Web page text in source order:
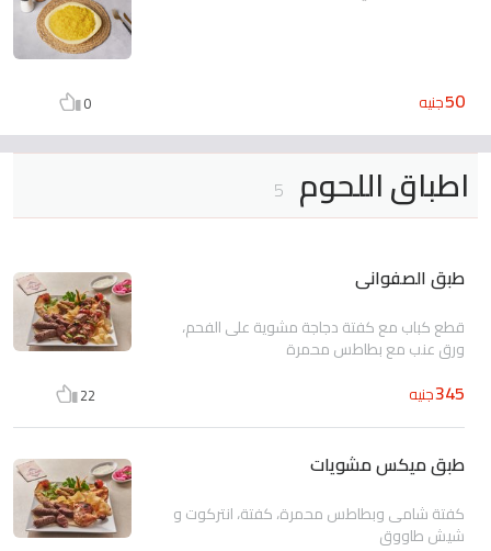
50جنيه 0
اطباق اللحوم 5
طبق الصفوانى
قطع كباب مع كفتة دجاجة مشوية على الفحم،
ورق عنب مع بطاطس محمرة
345جنيه 22
طبق ميكس مشويات
كفتة شامى وبطاطس محمرة، كفتة، انتركوت و
شيش طاووق